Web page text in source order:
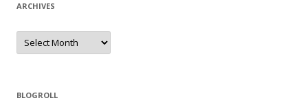
ARCHIVES
Archives
BLOGROLL